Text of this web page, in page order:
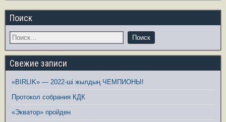
Поиск
Свежие записи
«BIRLIK» — 2022-ші жылдың ЧЕМПИОНЫ!
Протокол собрания КДК
«Экватор» пройден